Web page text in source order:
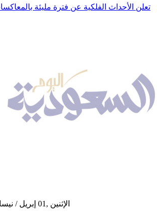
تعلن الأحداث الفلكية عن فترة مليئة
GMT 13:18 2019 الإثنين ,01 إبريل / نيسان